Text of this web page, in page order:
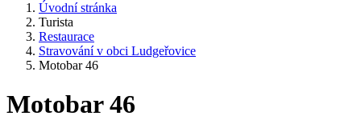
Úvodní stránka
Turista
Restaurace
Stravování v obci Ludgeřovice
Motobar 46
Motobar 46